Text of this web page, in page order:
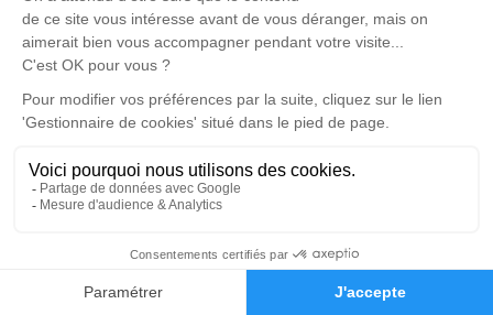
Faire-part Hommages
Un service de plantation d’arbre hommage est
disponible ici.
vendredi 10 juillet 2026 à 14h30
Église Sainte Richarde de Marlenheim
67520 Marlenheim